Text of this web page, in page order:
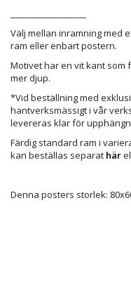
Välj mellan inramning med
ram eller enbart postern.
Motivet har en vit kant som
mer djup.
*Vid beställning med
hantverksmässigt i vår
levereras klar för
Färdig standard ram i
kan beställas separat här
Denna posters storlek: